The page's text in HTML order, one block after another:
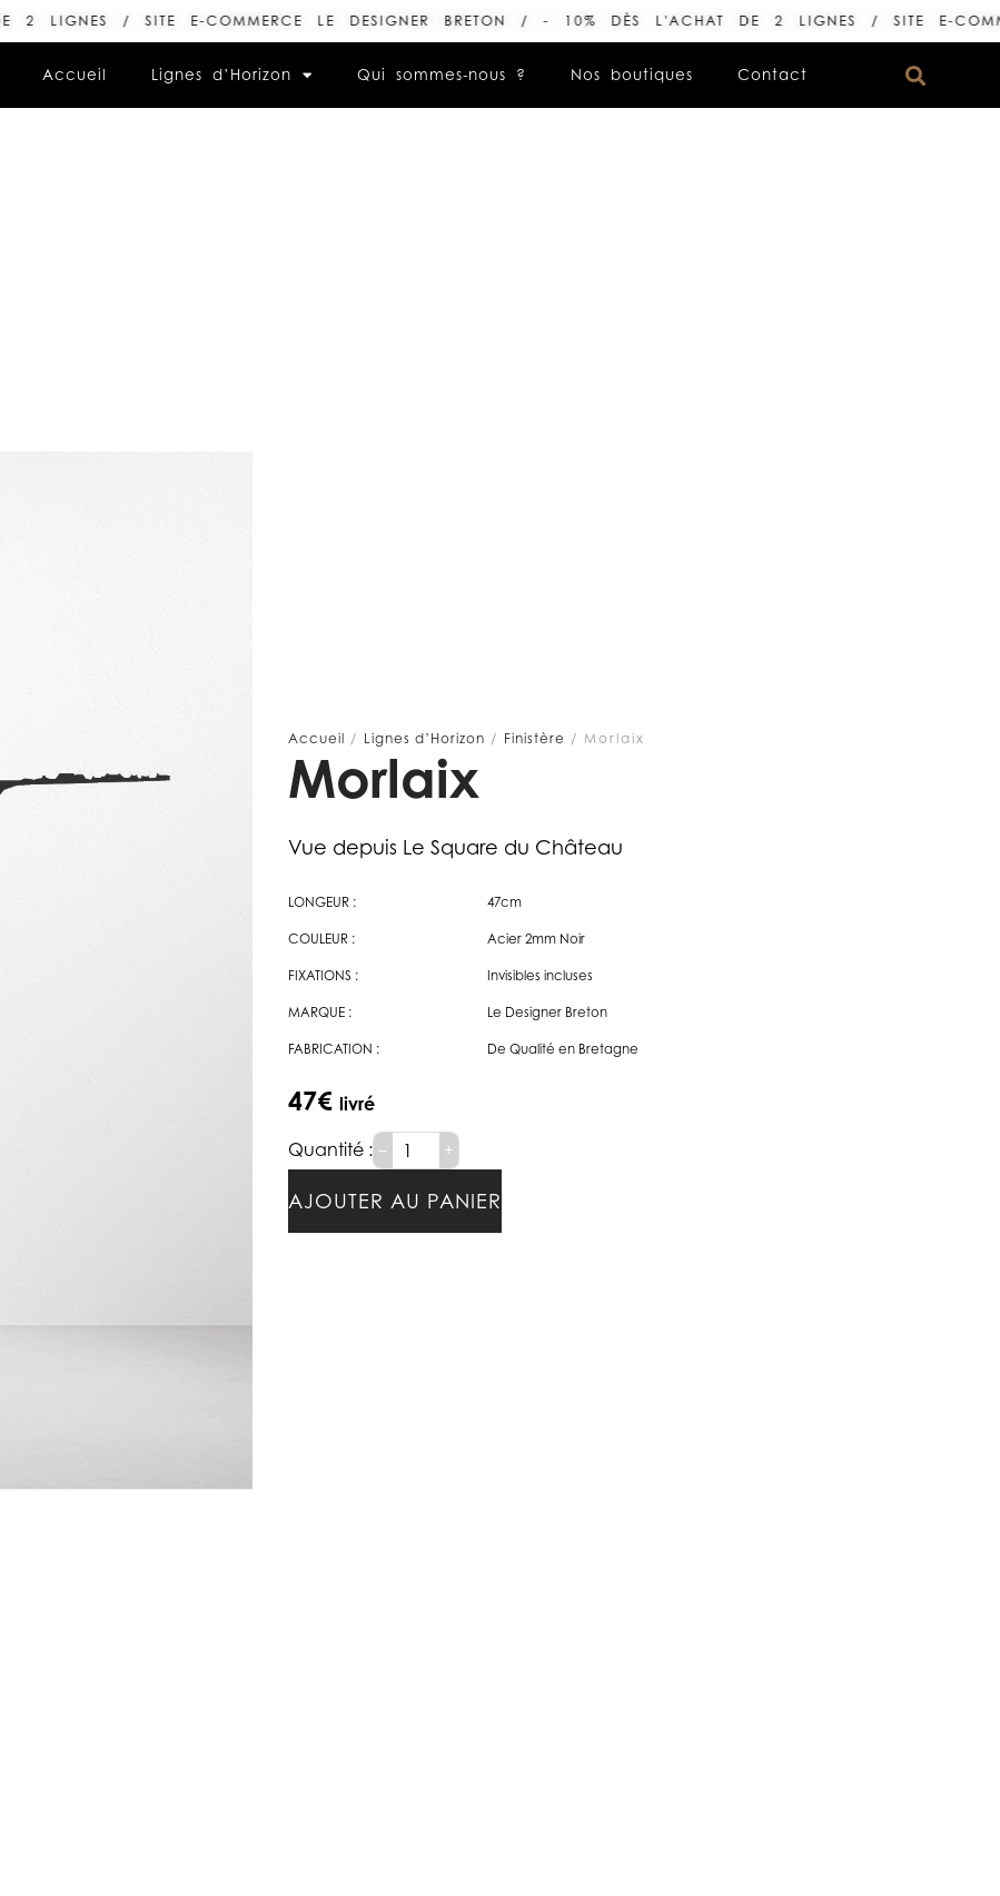
/ SITE E-COMMERCE LE DESIGNER BRETON / - 10% DÈS L'ACHAT DE 2 LIGNES / SITE E-
Accueil Lignes d’Horizon Qui sommes-nous ? Nos boutiques Contact
Accueil / Lignes d’Horizon / Finistère / Morlaix
Morlaix
Vue depuis Le Square du Château
LONGEUR : 47cm
COULEUR : Acier 2mm Noir
FIXATIONS : Invisibles incluses
MARQUE : Le Designer Breton
FABRICATION : De Qualité en Bretagne
47€
− +
AJOUTER AU PANIER